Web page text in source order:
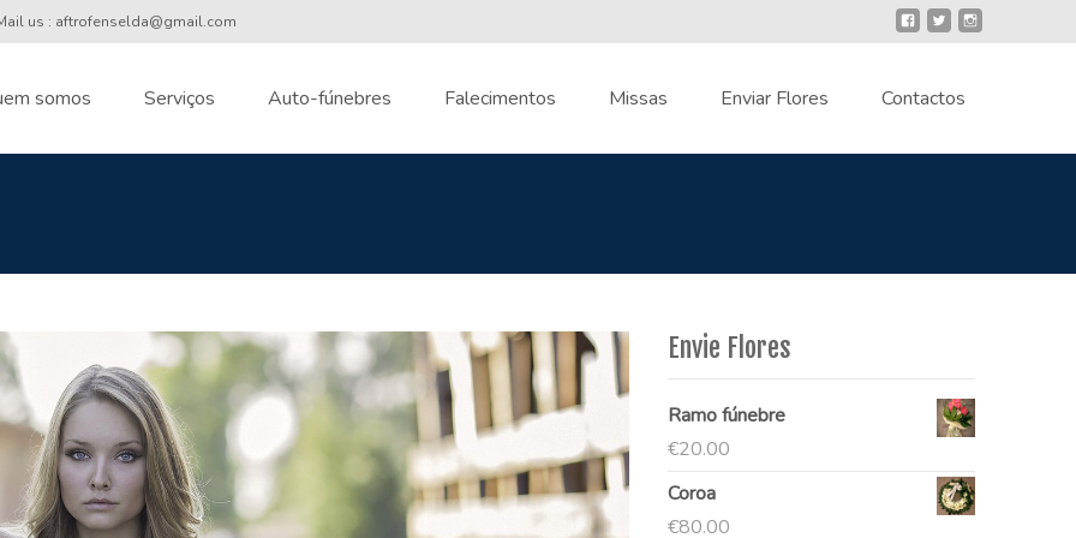
us : aftrofenselda@gmail.com
somos Serviços Auto-fúnebres Falecimentos Missas Enviar Flores Contactos
Envie Flores
Ramo fúnebre
€20.00
Coroa
€80.00